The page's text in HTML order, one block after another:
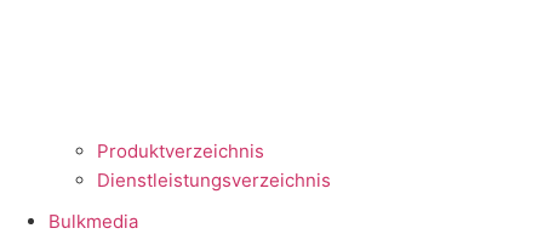
Produktverzeichnis
Dienstleistungsverzeichnis
Bulkmedia